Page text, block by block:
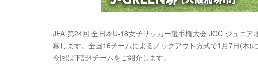
JFA 第24回 全日本U-18女子サッカー選手権大会 JOC ジュニ
幕します。全国16チームによるノックアウト方式で1月7日(木)
今回は下記4チームをご紹介します。